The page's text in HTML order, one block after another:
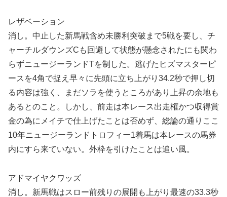
レザベーション
消し。中止した新馬戦含め未勝利突破まで5戦を要し、チ
ャーチルダウンズCも回避して状態が懸念されたにも関わ
らずニュージーランドTを制した。逃げたヒズマスターピ
ースを4角で捉え早々に先頭に立ち上がり34.2秒で押し切
る内容は強く、まだソラを使うところがあり上昇の余地も
あるとのこと。しかし、前走は本レース出走権かつ収得賞
金の為にメイチで仕上げたことは否めず、総論の通りここ
10年ニュージーランドトロフィー1着馬は本レースの馬券
内にすら来ていない。外枠を引けたことは追い風。
アドマイヤクワッズ
消し。新馬戦はスロー前残りの展開も上がり最速の33.3秒